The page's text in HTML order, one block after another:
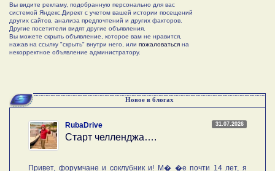
Вы видите рекламу, подобранную персонально для вас
системой Яндекс.Директ с учетом вашей истории посещений
других сайтов, анализа предпочтений и других факторов.
Другие посетители видят другие объявления.
Вы можете скрыть объявление, которое вам не нравится,
нажав на ссылку "скрыть" внутри него, или пожаловаться на
некорректное объявление администратору.
Новое в блогах
31.07.2026
RubaDrive
Старт челленджа….
Привет, форумчане и соклубник и! М� �е почти 14 лет, я